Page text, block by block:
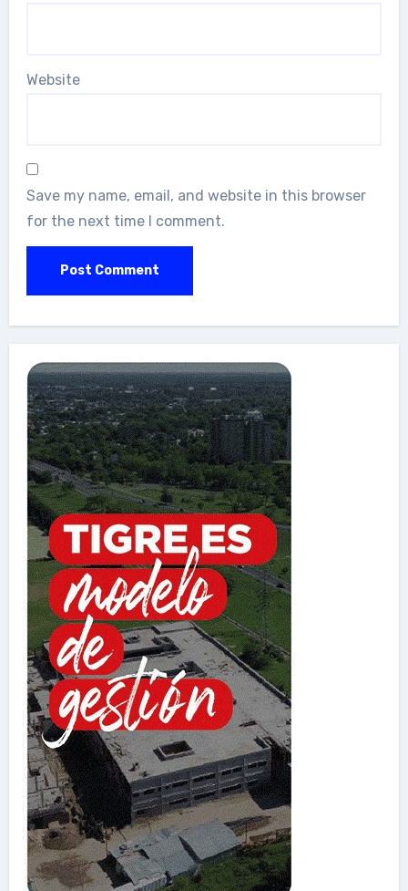
Website
Save my name, email, and website in this browser
for the next time I comment.